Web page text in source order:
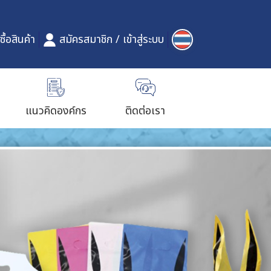
อสินค้า สมัครสมาชิก / เข้าสู่ระบบ
ก้วน้ำ ถุงพลาสติกใส่เสื้อผ้า
แนวคิดองค์กร ติดต่อเรา